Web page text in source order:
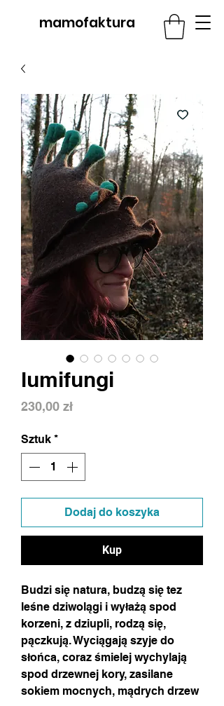
mamofaktura
lumifungi
230,00 złCena
Sztuk *
Dodaj do koszyka
Kup
Budzi się natura, budzą się tez
leśne dziwolągi i wyłażą spod
korzeni, z dziupli, rodzą się,
pączkują. Wyciągają szyje do
słońca, coraz śmielej wychylają
spod drzewnej kory, zasilane
sokiem mocnych, mądrych drzew